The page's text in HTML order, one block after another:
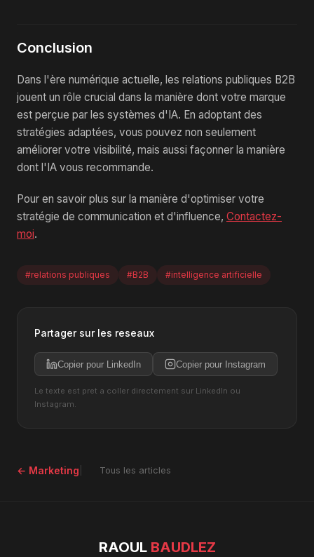
Conclusion
Dans l'ère numérique actuelle, les relations publiques B2B
jouent un rôle crucial dans la manière dont votre marque
est perçue par les systèmes d'IA. En adoptant des
stratégies adaptées, vous pouvez non seulement
améliorer votre visibilité, mais aussi façonner la manière
dont l'IA vous recommande.
Pour en savoir plus sur la manière d'optimiser votre
stratégie de communication et d'influence, Contactez-
moi.
#relations publiques #B2B #intelligence artificielle
Partager sur les reseaux
Copier pour LinkedIn Copier pour Instagram
Le texte est pret a coller directement sur LinkedIn ou
Instagram.
← Marketing Tous les articles
RAOUL BAUDLEZ